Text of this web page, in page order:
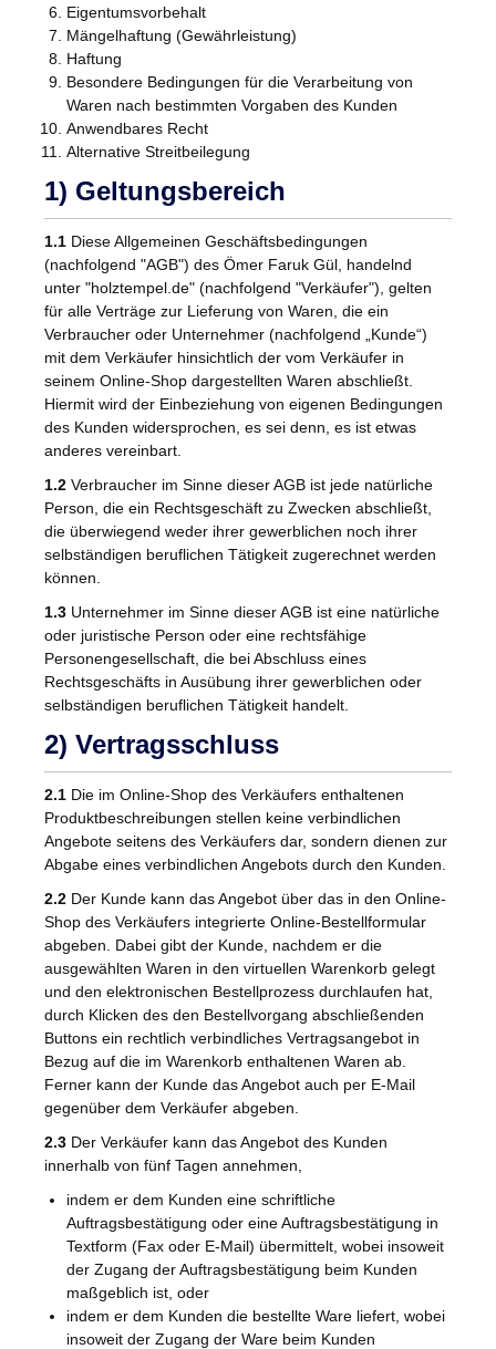
Eigentumsvorbehalt
Mängelhaftung (Gewährleistung)
Haftung
Besondere Bedingungen für die Verarbeitung von
Waren nach bestimmten Vorgaben des Kunden
Anwendbares Recht
Alternative Streitbeilegung
1) Geltungsbereich
1.1 Diese Allgemeinen Geschäftsbedingungen
(nachfolgend "AGB") des Ömer Faruk Gül, handelnd
unter "holztempel.de" (nachfolgend "Verkäufer"), gelten
für alle Verträge zur Lieferung von Waren, die ein
Verbraucher oder Unternehmer (nachfolgend „Kunde“)
mit dem Verkäufer hinsichtlich der vom Verkäufer in
seinem Online-Shop dargestellten Waren abschließt.
Hiermit wird der Einbeziehung von eigenen Bedingungen
des Kunden widersprochen, es sei denn, es ist etwas
anderes vereinbart.
1.2 Verbraucher im Sinne dieser AGB ist jede natürliche
Person, die ein Rechtsgeschäft zu Zwecken abschließt,
die überwiegend weder ihrer gewerblichen noch ihrer
selbständigen beruflichen Tätigkeit zugerechnet werden
können.
1.3 Unternehmer im Sinne dieser AGB ist eine natürliche
oder juristische Person oder eine rechtsfähige
Personengesellschaft, die bei Abschluss eines
Rechtsgeschäfts in Ausübung ihrer gewerblichen oder
selbständigen beruflichen Tätigkeit handelt.
2) Vertragsschluss
2.1 Die im Online-Shop des Verkäufers enthaltenen
Produktbeschreibungen stellen keine verbindlichen
Angebote seitens des Verkäufers dar, sondern dienen zur
Abgabe eines verbindlichen Angebots durch den Kunden.
2.2 Der Kunde kann das Angebot über das in den Online-
Shop des Verkäufers integrierte Online-Bestellformular
abgeben. Dabei gibt der Kunde, nachdem er die
ausgewählten Waren in den virtuellen Warenkorb gelegt
und den elektronischen Bestellprozess durchlaufen hat,
durch Klicken des den Bestellvorgang abschließenden
Buttons ein rechtlich verbindliches Vertragsangebot in
Bezug auf die im Warenkorb enthaltenen Waren ab.
Ferner kann der Kunde das Angebot auch per E-Mail
gegenüber dem Verkäufer abgeben.
2.3 Der Verkäufer kann das Angebot des Kunden
innerhalb von fünf Tagen annehmen,
indem er dem Kunden eine schriftliche
Auftragsbestätigung oder eine Auftragsbestätigung in
Textform (Fax oder E-Mail) übermittelt, wobei insoweit
der Zugang der Auftragsbestätigung beim Kunden
maßgeblich ist, oder
indem er dem Kunden die bestellte Ware liefert, wobei
insoweit der Zugang der Ware beim Kunden